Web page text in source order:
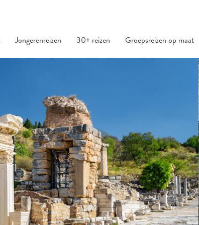
Jongerenreizen 30+ reizen Groepsreizen op maat